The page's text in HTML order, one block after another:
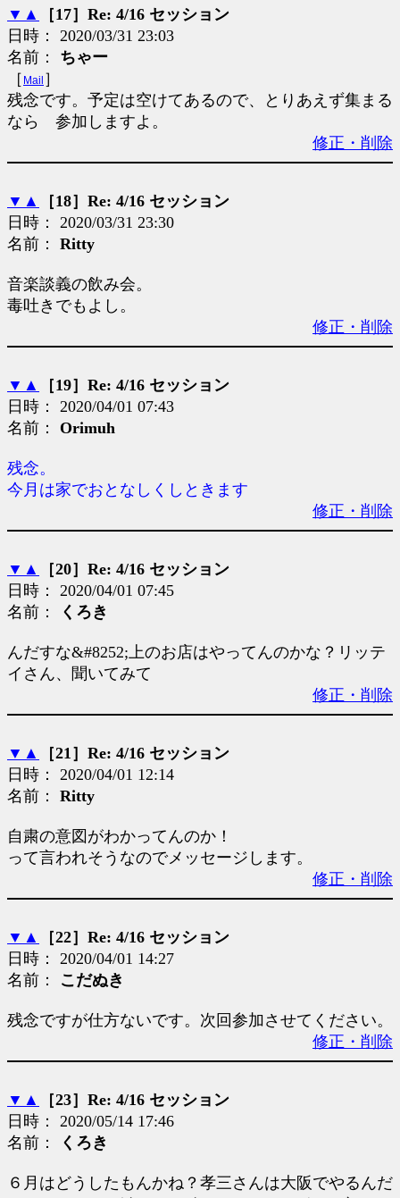
▼ ▲
［17］Re: 4/16 セッション
日時： 2020/03/31 23:03
名前： ちゃー
［ Mail ］
残念です。予定は空けてあるので、とりあえず集まる
なら 参加しますよ。
修正・削除
▼ ▲
［18］Re: 4/16 セッション
日時： 2020/03/31 23:30
名前： Ritty
音楽談義の飲み会。
毒吐きでもよし。
修正・削除
▼ ▲
［19］Re: 4/16 セッション
日時： 2020/04/01 07:43
名前： Orimuh
残念。
今月は家でおとなしくしときます
修正・削除
▼ ▲
［20］Re: 4/16 セッション
日時： 2020/04/01 07:45
名前：
くろき
んだすな&#8252;上のお店はやってんのかな？リッテ
イさん、聞いてみて
修正・削除
▼ ▲
［21］Re: 4/16 セッション
日時： 2020/04/01 12:14
名前： Ritty
自粛の意図がわかってんのか！
って言われそうなのでメッセージします。
修正・削除
▼ ▲
［22］Re: 4/16 セッション
日時： 2020/04/01 14:27
名前： こだぬき
残念ですが仕方ないです。次回参加させてください。
修正・削除
▼ ▲
［23］Re: 4/16 セッション
日時： 2020/05/14 17:46
名前：
くろき
６月はどうしたもんかね？孝三さんは大阪でやるんだ